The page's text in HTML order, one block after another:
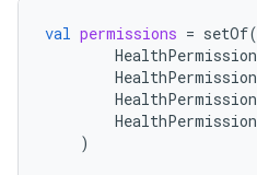
val permissions = setOf(
HealthPermission
HealthPermission
HealthPermission
HealthPermission
)